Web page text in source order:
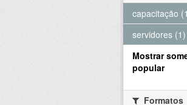
capacitação
servidores (1)
Mostrar
popular
Formatos